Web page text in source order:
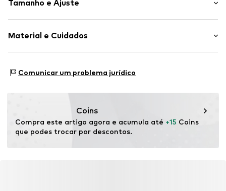
Jersey
Bainha/borda cosida
Artigo n º. JAC9sv3001000001
Tamanho e Ajuste
Altura do tronco: Mid Waist
Material e Cuidados
País de origem: China
Comunicar um problema jurídico
Coins
Compra este artigo agora e acumula até +15 Coins
que podes trocar por descontos.